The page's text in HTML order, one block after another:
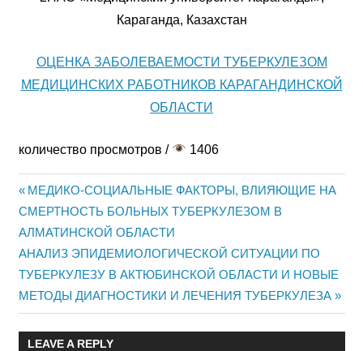
Караганда, Казахстан
ОЦЕНКА ЗАБОЛЕВАЕМОСТИ ТУБЕРКУЛЕЗОМ
МЕДИЦИНСКИХ РАБОТНИКОВ КАРАГАНДИНСКОЙ
ОБЛАСТИ
количество просмотров / 1406
Жазба
навигациясы
Previous
Post:
МЕДИКО-СОЦИАЛЬНЫЕ ФАКТОРЫ, ВЛИЯЮЩИЕ НА
СМЕРТНОСТЬ БОЛЬНЫХ ТУБЕРКУЛЕЗОМ В
АЛМАТИНСКОЙ ОБЛАСТИ
Next
Post:
АНАЛИЗ ЭПИДЕМИОЛОГИЧЕСКОЙ СИТУАЦИИ ПО
ТУБЕРКУЛЕЗУ В АКТЮБИНСКОЙ ОБЛАСТИ И НОВЫЕ
МЕТОДЫ ДИАГНОСТИКИ И ЛЕЧЕНИЯ ТУБЕРКУЛЕЗА
LEAVE A REPLY